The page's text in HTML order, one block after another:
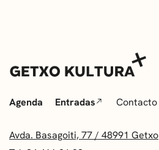
Agenda Entradas Contacto
Avda. Basagoiti, 77 / 48991 Getxo